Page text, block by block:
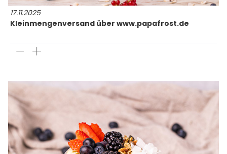
17.11.2025
Kleinmengenversand über www.papafrost.de